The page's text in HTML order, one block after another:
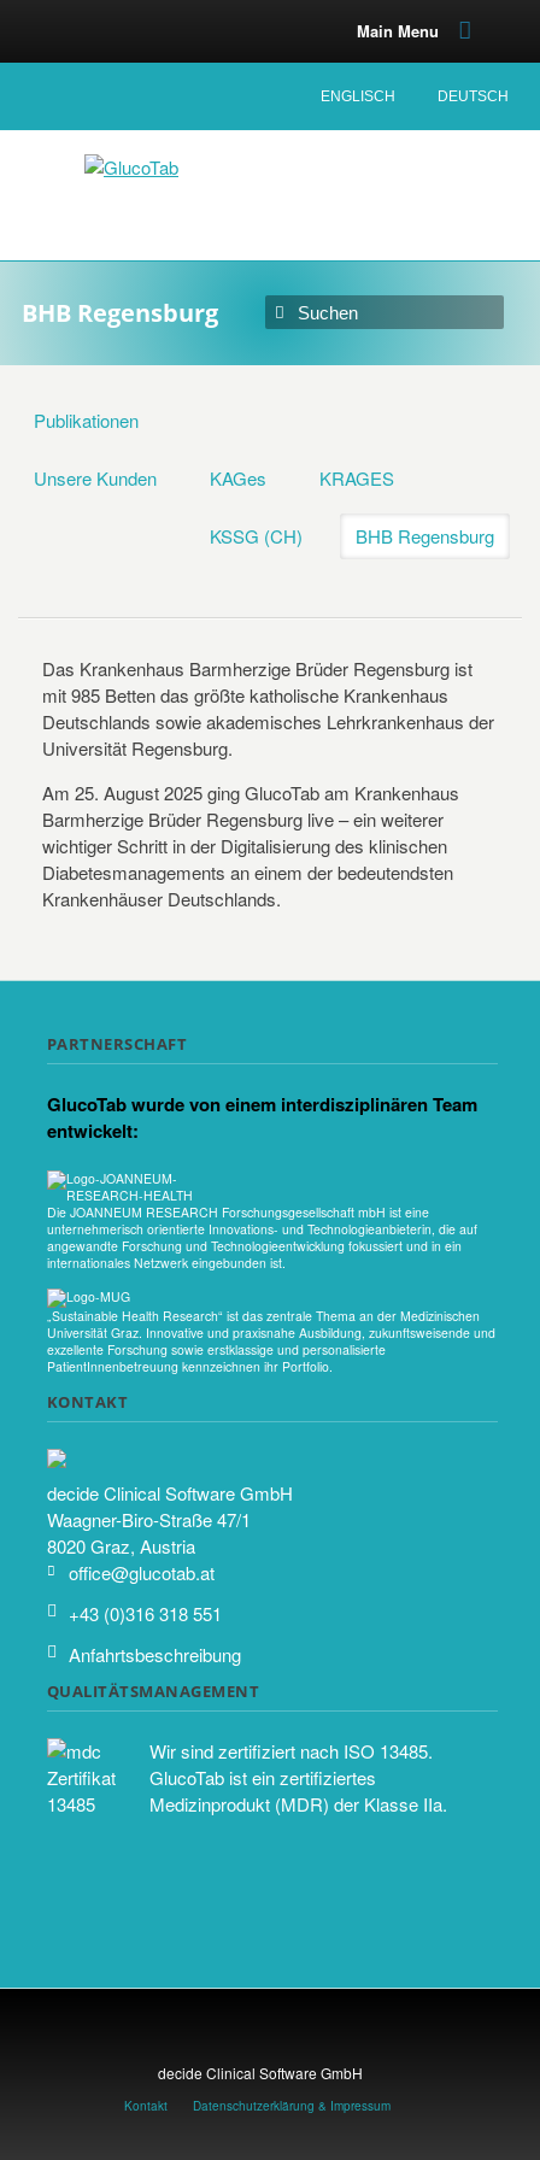
Main Menu
ENGLISCH DEUTSCH
BHB Regensburg
Publikationen
Unsere Kunden KAGes KRAGES
KSSG (CH) BHB Regensburg
Das Krankenhaus Barmherzige Brüder Regensburg ist
mit 985 Betten das größte katholische Krankenhaus
Deutschlands sowie akademisches Lehrkrankenhaus der
Universität Regensburg.
Am 25. August 2025 ging GlucoTab am Krankenhaus
Barmherzige Brüder Regensburg live – ein weiterer
wichtiger Schritt in der Digitalisierung des klinischen
Diabetesmanagements an einem der bedeutendsten
Krankenhäuser Deutschlands.
PARTNERSCHAFT
GlucoTab wurde von einem interdisziplinären Team
entwickelt:
Die JOANNEUM RESEARCH Forschungsgesellschaft mbH ist eine
unternehmerisch orientierte Innovations- und Technologieanbieterin, die auf
angewandte Forschung und Technologieentwicklung fokussiert und in ein
internationales Netzwerk eingebunden ist.
„Sustainable Health Research“ ist das zentrale Thema an der Medizinischen
Universität Graz. Innovative und praxisnahe Ausbildung, zukunftsweisende und
exzellente Forschung sowie erstklassige und personalisierte
PatientInnenbetreuung kennzeichnen ihr Portfolio.
KONTAKT
decide Clinical Software GmbH
Waagner-Biro-Straße 47/1
8020 Graz, Austria
office@glucotab.at
+43 (0)316 318 551
Anfahrtsbeschreibung
QUALITÄTSMANAGEMENT
Wir sind zertifiziert nach ISO 13485.
GlucoTab ist ein zertifiziertes
Medizinprodukt (MDR) der Klasse IIa.
decide Clinical Software GmbH
Kontakt Datenschutzerklärung & Impressum